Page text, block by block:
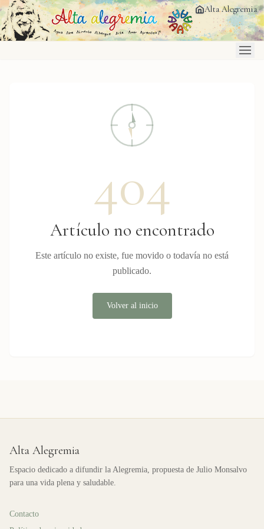
Saltar al contenido principal Alta Alegremia
404
Artículo no encontrado
Este artículo no existe, fue movido o todavía no está
publicado.
Volver al inicio
Alta Alegremia
Espacio dedicado a difundir la Alegremia, propuesta de Julio Monsalvo
para una vida plena y saludable.
Contacto